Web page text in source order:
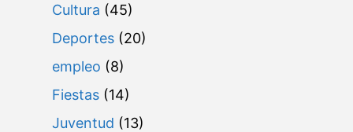
Cultura (45)
Deportes (20)
empleo (8)
Fiestas (14)
Juventud (13)